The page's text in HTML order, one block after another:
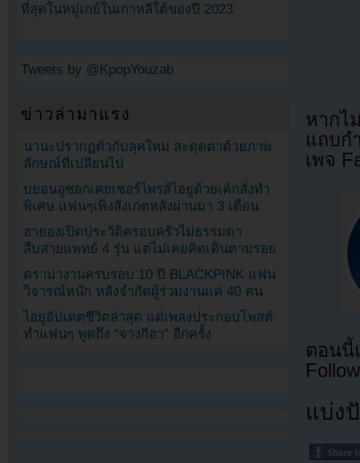
หากไ
แถบก
เพจ
ตอนนี้
แบ่ง
ที่สุดในหมู่เกย์ในเกาหลีใต้ของปี 2023
Tweets by @KpopYouzab
ข่าวล่ามาแรง
นานะปรากฏตัวกับลุคใหม่ สะดุดตาด้วยภาพ
ลักษณ์ที่เปลี่ยนไป
บยอนอูซอกเคยเซอร์ไพรส์ไอยูด้วยเค้กสั่งทำ
พิเศษ แฟนๆเพิ่งสังเกตหลังผ่านมา 3 เดือน
ฮายองเปิดประวัติครอบครัวไม่ธรรมดา
สืบสายแพทย์ 4 รุ่น แต่ไม่เคยคิดเดินตามรอย
ดราม่างานครบรอบ 10 ปี BLACKPINK แฟน
วิจารณ์หนัก หลังจำกัดผู้ร่วมงานแค่ 40 คน
ไอยูอัปเดตชีวิตล่าสุด แต่เพลงประกอบโพสต์
ทำแฟนๆ พูดถึง “จางกีฮา” อีกครั้ง